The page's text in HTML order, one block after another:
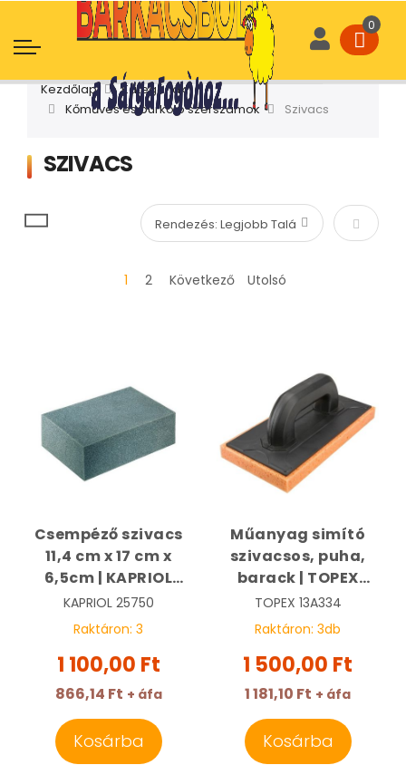
Kezdőlap
Kategóriák
Kőműves és burkoló szerszámok
Szivacs
SZIVACS
1 2 Következő Utolsó
Csempéző szivacs
11,4 cm x 17 cm x
6,5cm | KAPRIOL
25750
KAPRIOL 25750
Raktáron: 3
1 100,00 Ft
866,14 Ft + áfa
Kosárba
Műanyag simító
szivacsos, puha,
barack | TOPEX
13A334
TOPEX 13A334
Raktáron: 3db
1 500,00 Ft
1 181,10 Ft + áfa
Kosárba